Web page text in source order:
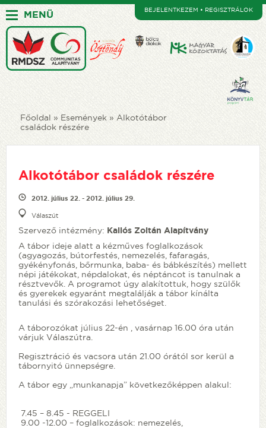
MENÜ BEJELENTKEZEM • REGISZTRÁLOK
Főoldal Események
Alkotótábor
családok részére
Alkotótábor családok részére
2012. július 22. - 2012. július 29.
Válaszút
Szervező intézmény: Kallós Zoltán Alapítvány
A tábor ideje alatt a kézműves foglalkozások
(agyagozás, bútorfestés, nemezelés, fafaragás,
gyékényfonás, bőrmunka, baba- és bábkészítés) mellett
népi játékokat, népdalokat, és néptáncot is tanulnak a
résztvevők. A programot úgy alakítottuk, hogy szülők
és gyerekek egyaránt megtalálják a tábor kínálta
tanulási és szórakozási lehetőséget.
A táborozókat július 22-én , vasárnap 16.00 óra után
várjuk Válaszútra.
Regisztráció és vacsora után 21.00 órától sor kerül a
tábornyitó ünnepségre.
A tábor egy „munkanapja” következőképpen alakul:
7.45 – 8.45 - REGGELI
9.00 -12.00 – foglalkozások: nemezelés,